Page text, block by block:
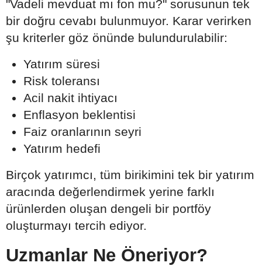
"Vadeli mevduat mı fon mu?" sorusunun tek
bir doğru cevabı bulunmuyor. Karar verirken
şu kriterler göz önünde bulundurulabilir:
Yatırım süresi
Risk toleransı
Acil nakit ihtiyacı
Enflasyon beklentisi
Faiz oranlarının seyri
Yatırım hedefi
Birçok yatırımcı, tüm birikimini tek bir yatırım
aracında değerlendirmek yerine farklı
ürünlerden oluşan dengeli bir portföy
oluşturmayı tercih ediyor.
Uzmanlar Ne Öneriyor?